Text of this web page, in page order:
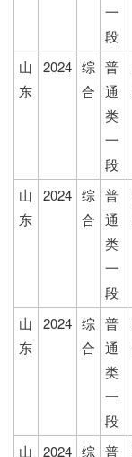
一
段
山
东
2024 综
合
普
通
类
一
段
山
东
2024 综
合
普
通
类
一
段
山
东
2024 综
合
普
通
类
一
段
山
2024 综 普